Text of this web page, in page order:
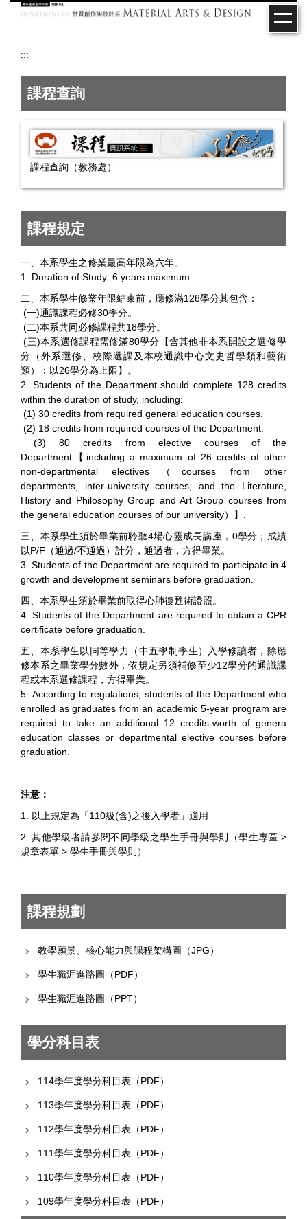
:::
課程查詢
課程查詢（教務處）
課程規定
一、本系學生之修業最高年限為六年。
1. Duration of Study: 6 years maximum.
二、本系學生修業年限結束前，應修滿128學分其包含：
(一)通識課程必修30學分。
(二)本系共同必修課程共18學分。
(三)本系選修課程需修滿80學分【含其他非本系開設之選修學
分（外系選修、校際選課及本校通識中心文史哲學類和藝術
類）：以26學分為上限】。
2. Students of the Department should complete 128 credits
within the duration of study, including:
(1) 30 credits from required general education courses.
(2) 18 credits from required courses of the Department.
(3) 80 credits from elective courses of the
Department【including a maximum of 26 credits of other
non-departmental electives（courses from other
departments, inter-university courses, and the Literature,
History and Philosophy Group and Art Group courses from
the general education courses of our university）】.
三、本系學生須於畢業前聆聽4場心靈成長講座，0學分；成績
以P/F（通過/不通過）計分，通過者，方得畢業。
3. Students of the Department are required to participate in 4
growth and development seminars before graduation.
四、本系學生須於畢業前取得心肺復甦術證照。
4. Students of the Department are required to obtain a CPR
certificate before graduation.
五、本系學生以同等學力（中五學制學生）入學修讀者，除應
修本系之畢業學分數外，依規定另須補修至少12學分的通識課
程或本系選修課程，方得畢業。
5. According to regulations, students of the Department who
enrolled as graduates from an academic 5-year program are
required to take an additional 12 credits-worth of genera
education classes or departmental elective courses before
graduation.
注意：
1. 以上規定為「110級(含)之後入學者」適用
2. 其他學級者請參閱不同學級之學生手冊與學則 （學生專區 >
規章表單 > 學生手冊與學則 ）
課程規劃
教學願景、核心能力與課程架構圖（JPG）
學生職涯進路圖（PDF）
學生職涯進路圖（PPT）
學分科目表
114學年度學分科目表（PDF）
113學年度學分科目表（PDF）
112學年度學分科目表（PDF）
111學年度學分科目表（PDF）
110學年度學分科目表（PDF）
109學年度學分科目表（PDF）